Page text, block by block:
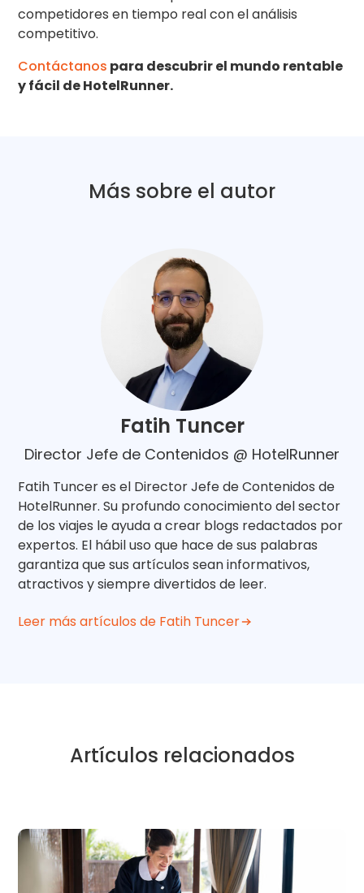
competidores en tiempo real con el análisis
competitivo.
Contáctanos para descubrir el mundo rentable
y fácil de HotelRunner.
Más sobre el autor
Fatih Tuncer
Director Jefe de Contenidos @ HotelRunner
Fatih Tuncer es el Director Jefe de Contenidos de
HotelRunner. Su profundo conocimiento del sector
de los viajes le ayuda a crear blogs redactados por
expertos. El hábil uso que hace de sus palabras
garantiza que sus artículos sean informativos,
atractivos y siempre divertidos de leer.
Leer más artículos de Fatih Tuncer
Artículos relacionados